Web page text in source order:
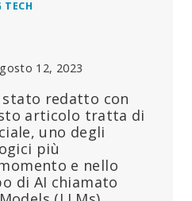
TECH
12, 2023
redatto con
articolo tratta di
uno degli
più
e nello
di AI chiamato